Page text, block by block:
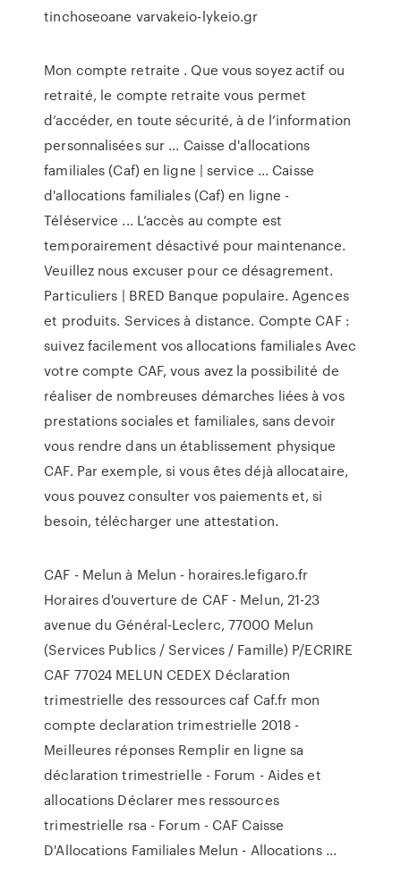
tinchoseoane varvakeio-lykeio.gr
Mon compte retraite . Que vous soyez actif ou
retraité, le compte retraite vous permet
d’accéder, en toute sécurité, à de l’information
personnalisées sur ... Caisse d'allocations
familiales (Caf) en ligne | service ... Caisse
d'allocations familiales (Caf) en ligne -
Téléservice ... L’accès au compte est
temporairement désactivé pour maintenance.
Veuillez nous excuser pour ce désagrement.
Particuliers | BRED Banque populaire. Agences
et produits. Services à distance. Compte CAF :
suivez facilement vos allocations familiales Avec
votre compte CAF, vous avez la possibilité de
réaliser de nombreuses démarches liées à vos
prestations sociales et familiales, sans devoir
vous rendre dans un établissement physique
CAF. Par exemple, si vous êtes déjà allocataire,
vous pouvez consulter vos paiements et, si
besoin, télécharger une attestation.
CAF - Melun à Melun - horaires.lefigaro.fr
Horaires d'ouverture de CAF - Melun, 21-23
avenue du Général-Leclerc, 77000 Melun
(Services Publics / Services / Famille) P/ECRIRE
CAF 77024 MELUN CEDEX Déclaration
trimestrielle des ressources caf Caf.fr mon
compte declaration trimestrielle 2018 -
Meilleures réponses Remplir en ligne sa
déclaration trimestrielle - Forum - Aides et
allocations Déclarer mes ressources
trimestrielle rsa - Forum - CAF Caisse
D'Allocations Familiales Melun - Allocations ...